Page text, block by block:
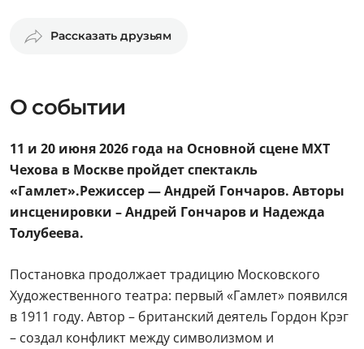
Рассказать друзьям
О событии
11 и 20 июня 2026 года на Основной сцене МХТ
Чехова в Москве пройдет спектакль
«Гамлет».Режиссер —Андрей Гончаров. Авторы
инсценировки – Андрей Гончаров и Надежда
Толубеева.
Постановка продолжает традицию Московского
Художественного театра: первый «Гамлет» появился
в 1911 году. Автор – британский деятель Гордон Крэг
– создал конфликт между символизмом и